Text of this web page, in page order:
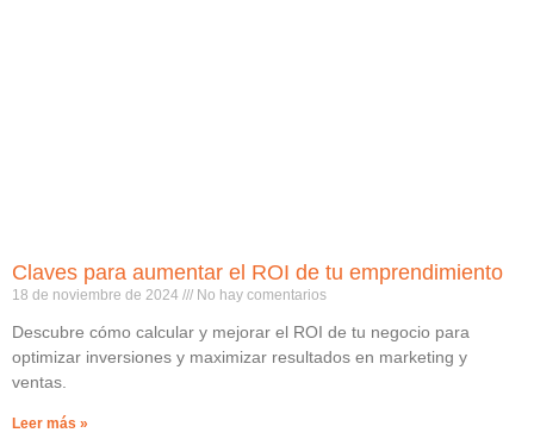
Claves para aumentar el ROI de tu emprendimiento
18 de noviembre de 2024 No hay comentarios
Descubre cómo calcular y mejorar el ROI de tu negocio para
optimizar inversiones y maximizar resultados en marketing y
ventas.
Leer más »